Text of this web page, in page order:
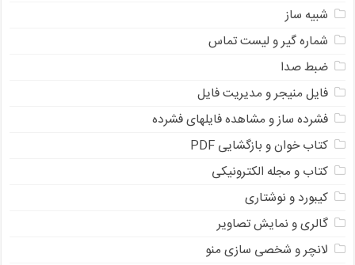
شبیه ساز
شماره گیر و لیست تماس
ضبط صدا
فایل منیجر و مدیریت فایل
فشرده ساز و مشاهده فایلهای فشرده
کتاب خوان و بازگشایی PDF
کتاب و مجله الکترونیکی
کیبورد و نوشتاری
گالری و نمایش تصاویر
لانچر و شخصی سازی منو